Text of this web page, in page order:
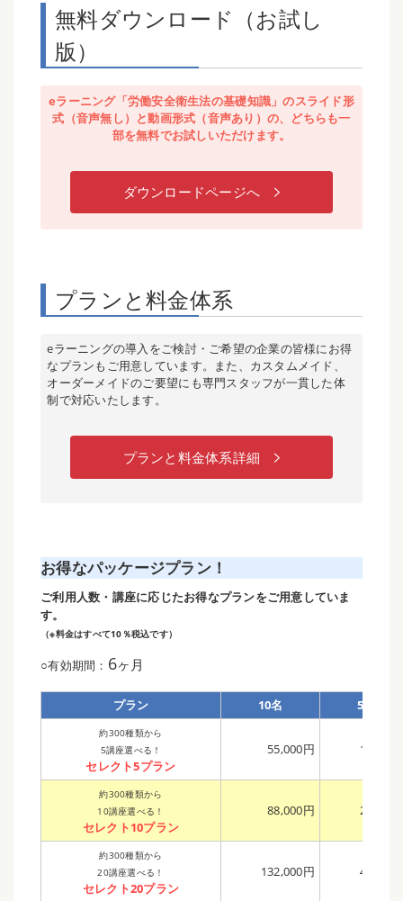
無料ダウンロード（お試し
版）
eラーニング「労働安全衛生法の基礎知識」のスライド形
式（音声無し）と動画形式（音声あり）の、どちらも一
部を無料でお試しいただけます。
ダウンロードページへ
プランと料金体系
eラーニングの導入をご検討・ご希望の企業の皆様にお得
なプランもご用意しています。また、カスタムメイド、
オーダーメイドのご要望にも専門スタッフが一貫した体
制で対応いたします。
プランと料金体系詳細
お得なパッケージプラン！
ご利用人数・講座に応じたお得なプランをご用意していま
す。
（※料金はすべて10％税込です）
○有効期間： 6ヶ月
プラン 10名 50名
約300種類から
5講座選べる！
セレクト5プラン
55,000円
約300種類から
10講座選べる！
セレクト10プラン
88,000円
約300種類から
20講座選べる！
セレクト20プラン
132,000円